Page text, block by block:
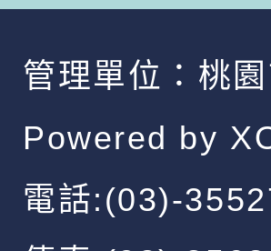
管理單位： 桃
Powered by
電話:(03)-